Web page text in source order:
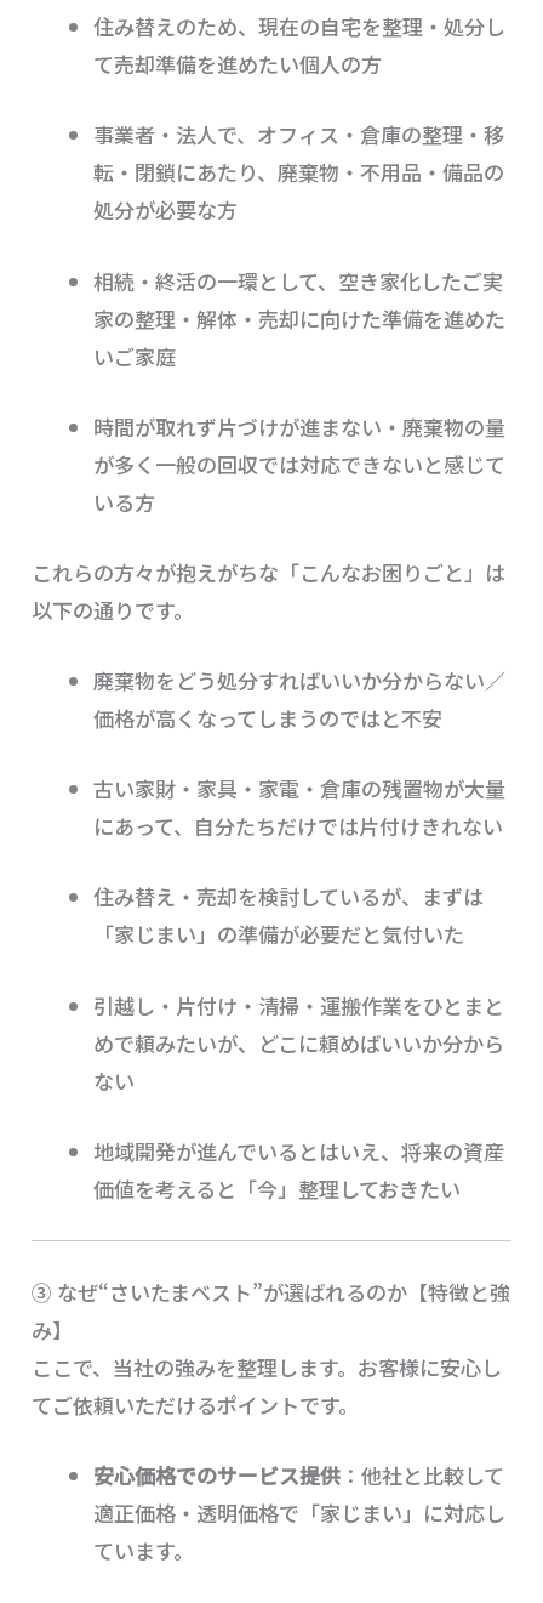
住み替えのため、現在の自宅を整理・処分し
て売却準備を進めたい個人の方
事業者・法人で、オフィス・倉庫の整理・移
転・閉鎖にあたり、廃棄物・不用品・備品の
処分が必要な方
相続・終活の一環として、空き家化したご実
家の整理・解体・売却に向けた準備を進めた
いご家庭
時間が取れず片づけが進まない・廃棄物の量
が多く一般の回収では対応できないと感じて
いる方
これらの方々が抱えがちな「こんなお困りごと」は
以下の通りです。
廃棄物をどう処分すればいいか分からない／
価格が高くなってしまうのではと不安
古い家財・家具・家電・倉庫の残置物が大量
にあって、自分たちだけでは片付けきれない
住み替え・売却を検討しているが、まずは
「家じまい」の準備が必要だと気付いた
引越し・片付け・清掃・運搬作業をひとまと
めで頼みたいが、どこに頼めばいいか分から
ない
地域開発が進んでいるとはいえ、将来の資産
価値を考えると「今」整理しておきたい
③ なぜ“さいたまベスト”が選ばれるのか【特徴と強
み】
ここで、当社の強みを整理します。お客様に安心し
てご依頼いただけるポイントです。
安心価格でのサービス提供 ：他社と比較して
適正価格・透明価格で「家じまい」に対応し
ています。